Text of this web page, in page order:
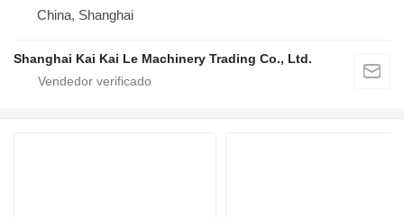
China, Shanghai
Shanghai Kai Kai Le Machinery Trading Co., Ltd.